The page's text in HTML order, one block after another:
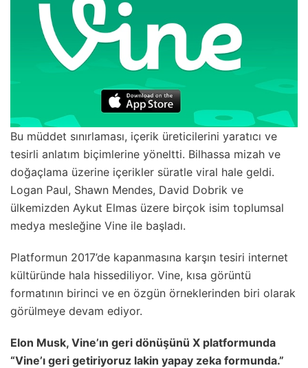
Bu müddet sınırlaması, içerik üreticilerini yaratıcı ve
tesirli anlatım biçimlerine yöneltti. Bilhassa mizah ve
doğaçlama üzerine içerikler süratle viral hale geldi.
Logan Paul, Shawn Mendes, David Dobrik ve
ülkemizden Aykut Elmas üzere birçok isim toplumsal
medya mesleğine Vine ile başladı.
Platformun 2017’de kapanmasına karşın tesiri internet
kültüründe hala hissediliyor. Vine, kısa görüntü
formatının birinci ve en özgün örneklerinden biri olarak
görülmeye devam ediyor.
Elon Musk, Vine’ın geri dönüşünü X platformunda
“Vine’ı geri getiriyoruz lakin yapay zeka formunda.”